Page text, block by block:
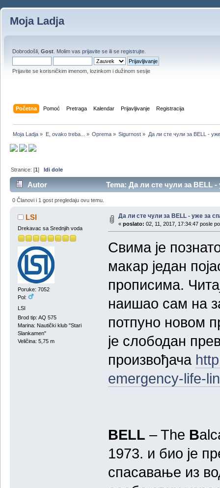
Moja Ladja
Dobrodošli, Gost . Molim vas prijavite se ili se registrujte
Prijavite se korisničkim imenom, lozinkom i dužinom sesije
Početna Pomoć Pretraga Kalendar Prijavljivanje Registracija
Moja Ladja » E, ovako treba... » Oprema» Sigurnost » Да ли сте чули за BELL -
Stranice: [1]Idi dole
Autor Tema: Да ли сте чули за BELL
0 Članovi i 1 gost pregledaju ovu temu.
LSI
Drekavac sa Srednjih voda
Poruke: 7052
Pol:
LSI
Brod tip: AQ 575
Marina: Nautički klub "Stari
Slankamen"
Veličina: 5,75 m
Да ли сте чули за BELL - уже за
« poslato: 02, 11, 2017, 17:34:47 posle
Свима је
макар један
прописима.
наишао сам на
потпуно новом
је слободан
произвођача
emergency-life-
BELL – The B
1973. и био је
спасавање из